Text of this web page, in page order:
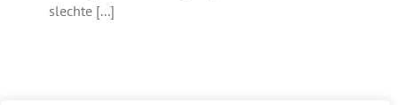
slechte [...]